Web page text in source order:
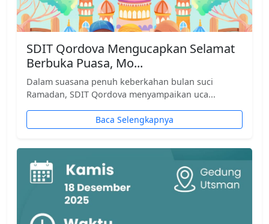
SDIT Qordova Mengucapkan Selamat
Berbuka Puasa, Mo...
Dalam suasana penuh keberkahan bulan suci
Ramadan, SDIT Qordova menyampaikan uca...
Baca Selengkapnya